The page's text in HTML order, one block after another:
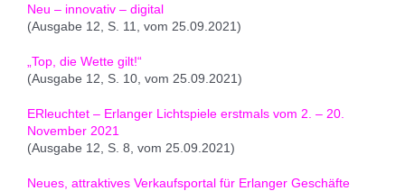
Neu – innovativ – digital
(Ausgabe 12, S. 11, vom 25.09.2021)
„Top, die Wette gilt!“
(Ausgabe 12, S. 10, vom 25.09.2021)
ERleuchtet – Erlanger Lichtspiele erstmals vom 2. – 20.
November 2021
(Ausgabe 12, S. 8, vom 25.09.2021)
Neues, attraktives Verkaufsportal für Erlanger Geschäfte